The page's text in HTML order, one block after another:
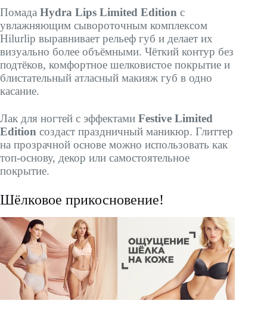
Помада Hydra Lips Limited Edition с
увлажняющим сывороточным комплексом
Hilurlip выравнивает рельеф губ и делает их
визуально более объёмными. Чёткий контур без
подтёков, комфортное шелковистое покрытие и
блистательный атласный макияж губ в одно
касание.
Лак для ногтей с эффектами Festive Limited
Edition создаст праздничный маникюр. Глиттер
на прозрачной основе можно использовать как
топ-основу, декор или самостоятельное
покрытие.
Шёлковое прикосновение!